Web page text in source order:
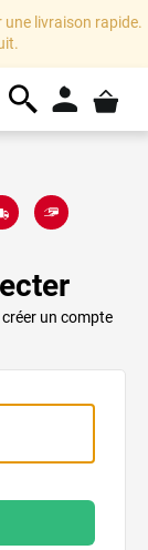
une livraison rapide.
un compte